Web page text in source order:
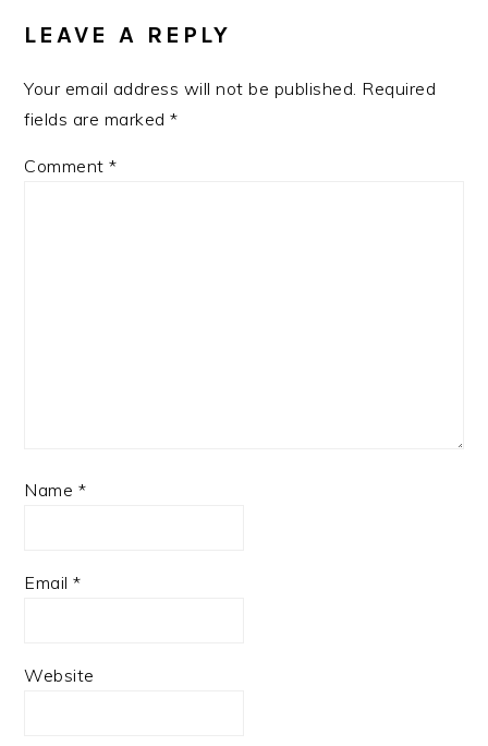
INTERACTIONS
LEAVE A REPLY
Your email address will not be published. Required
fields are marked*
Comment*
Name *
Email*
Website